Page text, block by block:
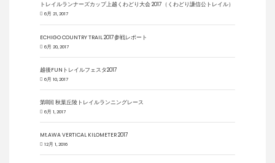
トレイルランナーズカップ上越くわどり大会 2017（くわどり謙信公トレイル）
6月 21, 2017
ECHIGO COUNTRY TRAIL 2017参戦レポート
6月 20, 2017
越後FUNトレイルフェスタ2017
6月 10, 2017
第8回 秋葉丘陵トレイルランニングレース
6月 1, 2017
Mt.AWA VERTICAL KILOMETER 2017
12月 1, 2016